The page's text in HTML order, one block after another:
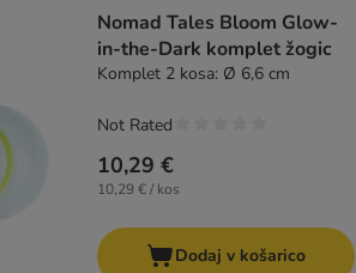
Nomad Tales Bloom Glow-
in-the-Dark komplet žogic
Komplet 2 kosa: Ø 6,6 cm
10,29 €
10,29 € / kos
Not Rated
Dodaj v košarico